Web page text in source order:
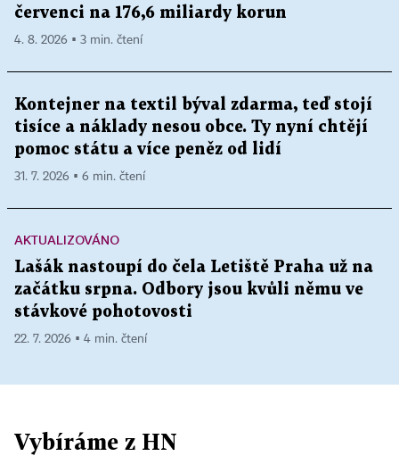
červenci na 176,6 miliardy korun
4. 8. 2026 ▪ 3 min. čtení
Kontejner na textil býval zdarma, teď stojí
tisíce a náklady nesou obce. Ty nyní chtějí
pomoc státu a více peněz od lidí
31. 7. 2026 ▪ 6 min. čtení
AKTUALIZOVÁNO
Lašák nastoupí do čela Letiště Praha už na
začátku srpna. Odbory jsou kvůli němu ve
stávkové pohotovosti
22. 7. 2026 ▪ 4 min. čtení
Vybíráme z HN